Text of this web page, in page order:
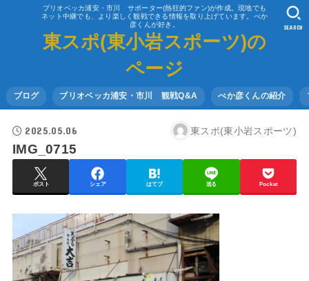
ブリオベッカ浦安・市川 サポーター(熱狂的ファン)が作成。現地でも
ネット中継でも、より楽しく観戦できる情報を取り上げています。べか
彦くんが好き。
東スポ(東小岩スポーツ)の
ページ
ブログ ブリオベッカ浦安・市川 観戦Q&A べか彦くんの紹介
SEARCH
2025.05.06 東スポ(東小岩スポーツ)
IMG_0715
ポスト シェア はてブ 送る Pocket